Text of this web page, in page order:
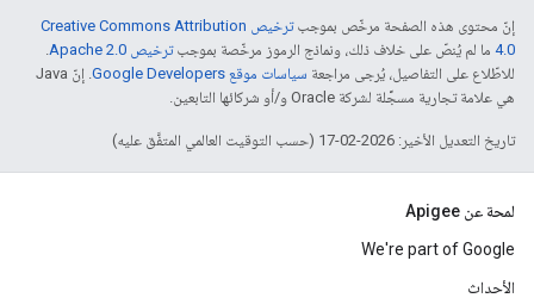
إنّ محتوى هذه الصفحة مرخّص بموجب
ترخيص Creative Commons Attribution
4.0‏ ما لم يُنصّ على خلاف ذلك، ونماذج الرموز مرخّصة بموجبترخيص Apache 2.0‏
.
للاطّلاع على التفاصيل، يُرجى مراجعة سياسات موقع Google Developers‏
. إنّ Java
هي علامة تجارية مسجَّلة لشركة Oracle و/أو شركائها التابعين.
تاريخ التعديل الأخير: 2026-02-17 (حسب التوقيت العالمي المتفَّق عليه)
لمحة عن Apigee
We're part of Google
الأحداث